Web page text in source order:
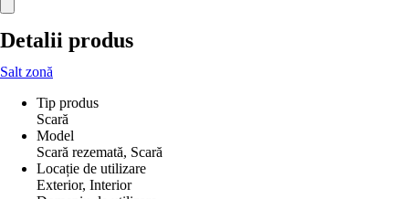
Detalii produs
Salt zonă
Tip produs
Scară
Model
Scară rezemată, Scară
Locație de utilizare
Exterior, Interior